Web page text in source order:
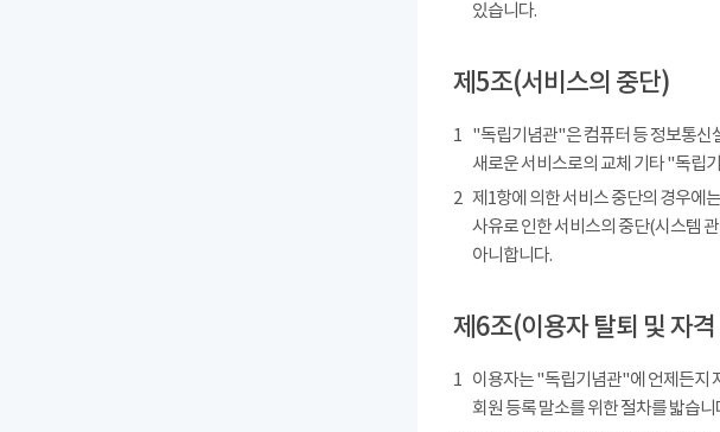
있습니다.
제5조(서비스의 중단)
1 "독립기념관"은 컴퓨터 등 정보통신
새로운 서비스로의 교체 기타 "독립
2 제1항에 의한 서비스 중단의 경우에
사유로 인한 서비스의 중단(시스템
아니합니다.
제6조(이용자 탈퇴 및 자
1 이용자는 "독립기념관"에 언제든지
회원 등록 말소를 위한 절차를 밟습니